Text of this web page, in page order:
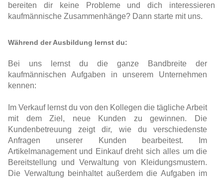
bereiten dir keine Probleme und dich interessieren
kaufmännische Zusammenhänge? Dann starte mit uns.
Während der Ausbildung lernst du:
Bei uns lernst du die ganze Bandbreite der
kaufmännischen Aufgaben in unserem Unternehmen
kennen:
Im Verkauf lernst du von den Kollegen die tägliche Arbeit
mit dem Ziel, neue Kunden zu gewinnen. Die
Kundenbetreuung zeigt dir, wie du verschiedenste
Anfragen unserer Kunden bearbeitest. Im
Artikelmanagement und Einkauf dreht sich alles um die
Bereitstellung und Verwaltung von Kleidungsmustern.
Die Verwaltung beinhaltet außerdem die Aufgaben im